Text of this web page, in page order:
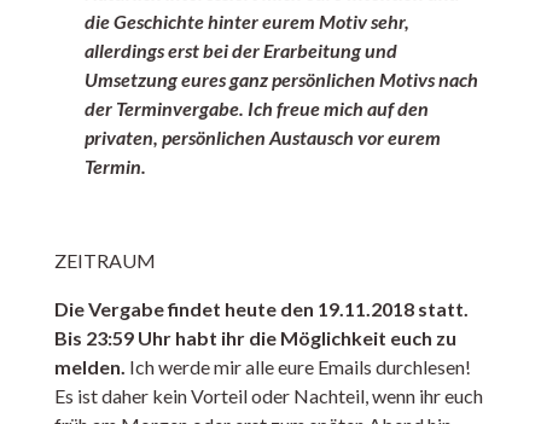
die Geschichte hinter eurem Motiv sehr,
allerdings erst bei der Erarbeitung und
Umsetzung eures ganz persönlichen Motivs nach
der Terminvergabe. Ich freue mich auf den
privaten, persönlichen Austausch vor eurem
Termin.
ZEITRAUM
Die Vergabe findet heute den 19.11.2018 statt.
Bis 23:59 Uhr habt ihr die Möglichkeit euch zu
melden. Ich werde mir alle eure Emails durchlesen!
Es ist daher kein Vorteil oder Nachteil, wenn ihr euch